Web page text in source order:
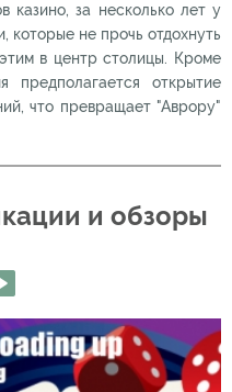
казино, за несколько лет у
которые не прочь отдохнуть
в центр столицы. Кроме
предполагается открытие
что превращает "Аврору"
и обзоры